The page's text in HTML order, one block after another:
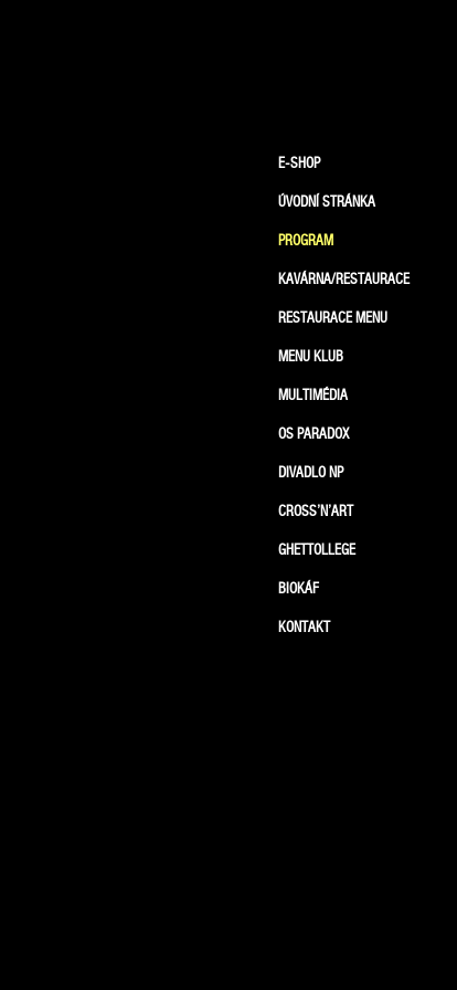
E-SHOP
ÚVODNÍ STRÁNKA
PROGRAM
KAVÁRNA/RESTAURACE
RESTAURACE MENU
MENU KLUB
MULTIMÉDIA
OS PARADOX
DIVADLO NP
CROSS’N’ART
GHETTOLLEGE
BIOKÁF
KONTAKT